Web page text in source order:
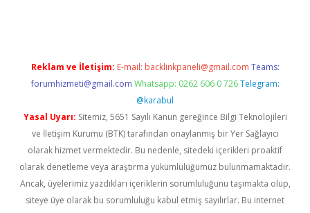
Reklam ve İletişim: E-mail: backlinkpaneli@gmail.com Teams:
forumhizmeti@gmail.com Whatsapp: 0262 606 0 726 Telegram:
@karabul
Yasal Uyarı: Sitemiz, 5651 Sayılı Kanun gereğince Bilgi Teknolojileri
ve İletişim Kurumu (BTK) tarafından onaylanmış bir Yer Sağlayıcı
olarak hizmet vermektedir. Bu nedenle, sitedeki içerikleri proaktif
olarak denetleme veya araştırma yükümlülüğümüz bulunmamaktadır.
Ancak, üyelerimiz yazdıkları içeriklerin sorumluluğunu taşımakta olup,
siteye üye olarak bu sorumluluğu kabul etmiş sayılırlar. Bu internet